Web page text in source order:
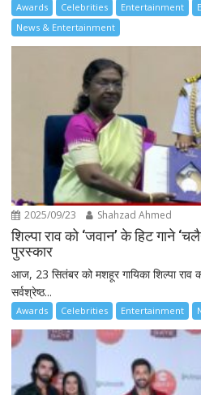
Awards Celebrities Entertainment
News & Entertainment
2025/09/23 Shahzad Ahmed
शिल्पा राव को ‘जवान’ के हिट गाने
पुरस्कार
आज, 23 सितंबर को मशहूर गायिका शिल्पा राव
सर्वश्रेष्ठ...
Awards Celebrities Entertainment